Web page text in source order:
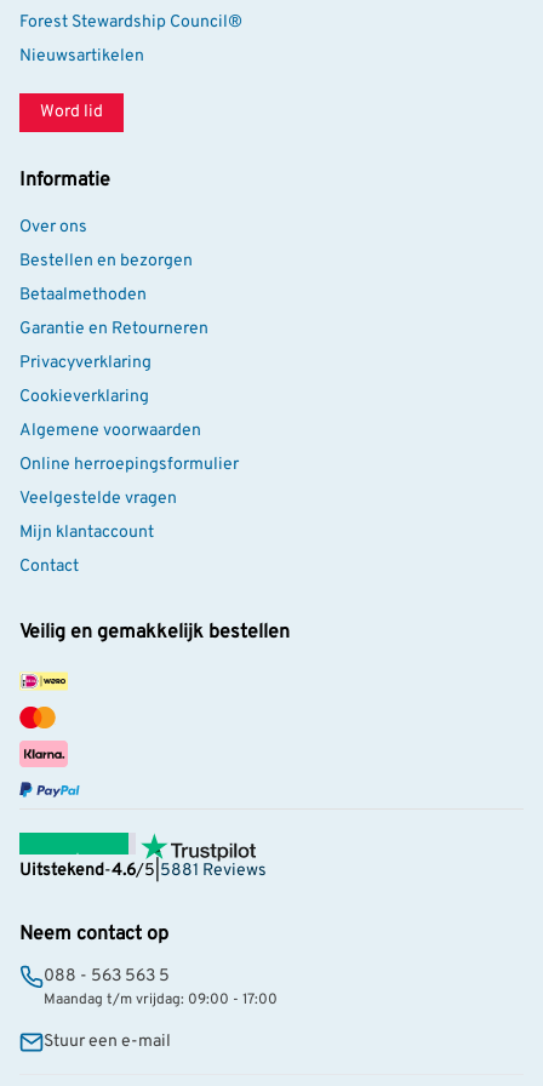
Forest Stewardship Council®
Nieuwsartikelen
Word lid
Informatie
Over ons
Bestellen en bezorgen
Betaalmethoden
Garantie en Retourneren
Privacyverklaring
Cookieverklaring
Algemene voorwaarden
Online herroepingsformulier
Veelgestelde vragen
Mijn klantaccount
Contact
Veilig en gemakkelijk bestellen
Uitstekend-4.6/5 5881 Reviews
Neem contact op
088 - 563 563 5
Maandag t/m vrijdag: 09:00 - 17:00
Stuur een e-mail